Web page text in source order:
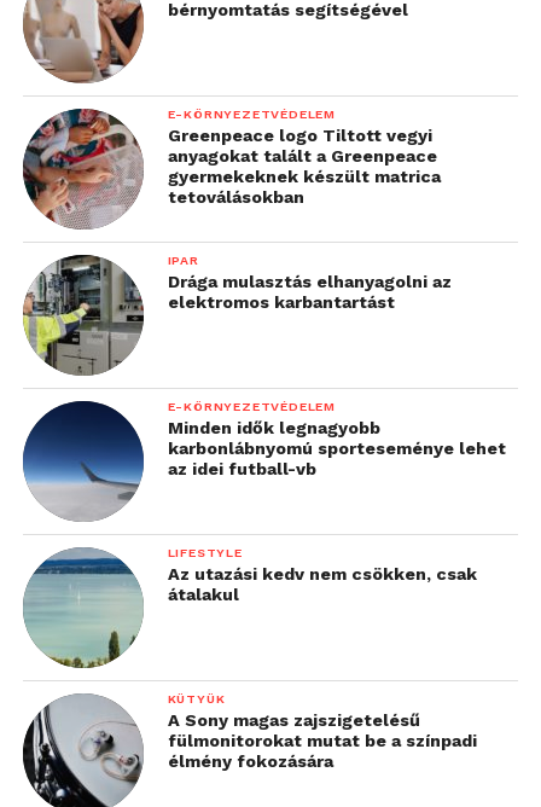
bérnyomtatás segítségével
E-KÖRNYEZETVÉDELEM
Greenpeace logo Tiltott vegyi
anyagokat talált a Greenpeace
gyermekeknek készült matrica
tetoválásokban
IPAR
Drága mulasztás elhanyagolni az
elektromos karbantartást
E-KÖRNYEZETVÉDELEM
Minden idők legnagyobb
karbonlábnyomú sporteseménye lehet
az idei futball-vb
LIFESTYLE
Az utazási kedv nem csökken, csak
átalakul
KÜTYÜK
A Sony magas zajszigetelésű
fülmonitorokat mutat be a színpadi
élmény fokozására